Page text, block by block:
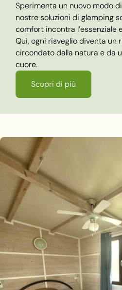
Sperimenta un nuovo modo
nostre soluzioni di glamping
comfort incontra l’essenziale
Qui, ogni risveglio diventa un
circondato dalla natura e da
cuore.
Scopri di più